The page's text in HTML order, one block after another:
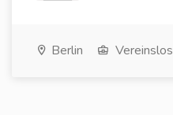
Berlin Vereinslos